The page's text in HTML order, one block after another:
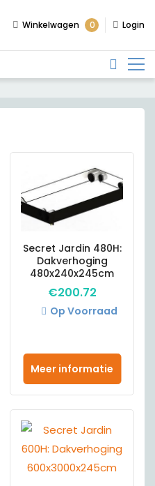
Winkelwagen 0 Login
Secret Jardin 480H:
Dakverhoging
480x240x245cm
€200.72
Meer informatie
Op Voorraad